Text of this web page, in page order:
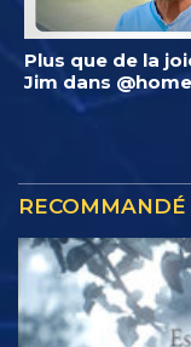
Plus que de la
Jim dans @home
RECOMMANDÉ